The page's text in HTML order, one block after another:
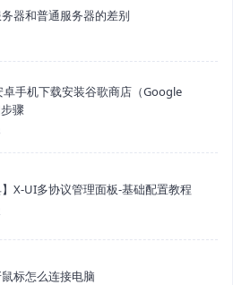
器和普通服务器的差别
卓手机下载安装谷歌商店（Google
骤
】X-UI多协议管理面板-基础配置教程
标怎么连接电脑